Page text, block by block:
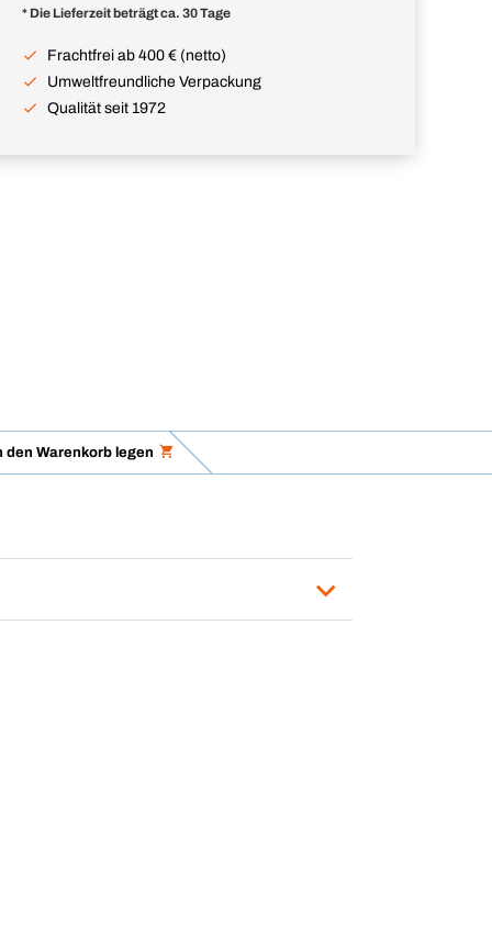
* Die Lieferzeit beträgt ca. 30 Tage
Frachtfrei ab 400 € (netto)
Umweltfreundliche Verpackung
Qualität seit 1972
den Warenkorb legen